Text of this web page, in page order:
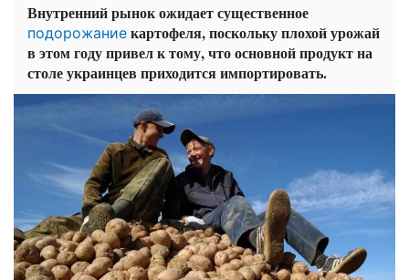
Внутренний рынок ожидает существенное
подорожание картофеля, поскольку плохой урожай
в этом году привел к тому, что основной продукт на
столе украинцев приходится импортировать.